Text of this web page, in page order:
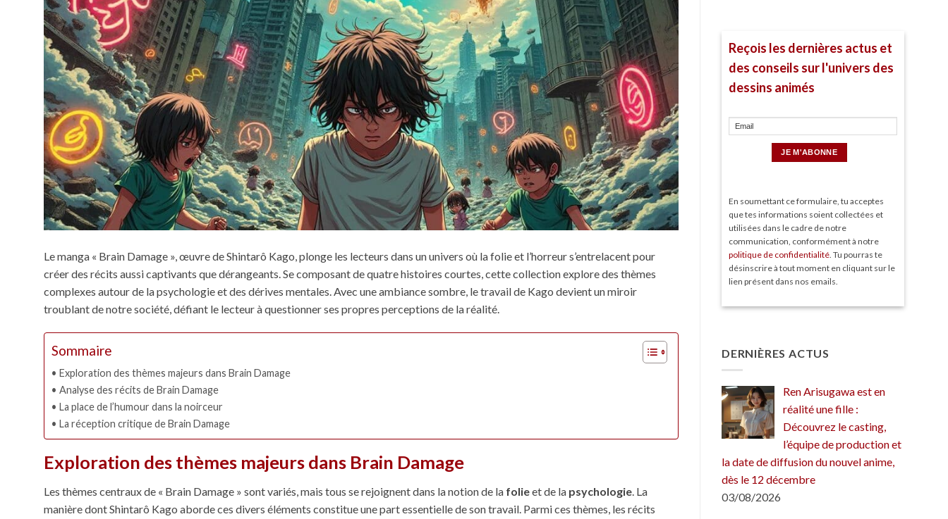
Le manga « Brain Damage », œuvre de Shintarô Kago, plonge les lecteurs dans un univers où la folie et l’horreur s’entrelacent pour
créer des récits aussi captivants que dérangeants. Se composant de quatre histoires courtes, cette collection explore des thèmes
complexes autour de la psychologie et des dérives mentales. Avec une ambiance sombre, le travail de Kago devient un miroir
troublant de notre société, défiant le lecteur à questionner ses propres perceptions de la réalité.
Sommaire
Exploration des thèmes majeurs dans Brain Damage
Analyse des récits de Brain Damage
La place de l’humour dans la noirceur
La réception critique de Brain Damage
Exploration des thèmes majeurs dans Brain Damage
Les thèmes centraux de « Brain Damage » sont variés, mais tous se rejoignent dans la notion de la folieet de la psychologie. La
manière dont Shintarô Kago aborde ces divers éléments constitue une part essentielle de son travail. Parmi ces thèmes, les récits
Reçois les dernières actus et
des conseils sur l'univers des
dessins animés
En soumettant ce formulaire, tu acceptes
que tes informations soient collectées et
utilisées dans le cadre de notre
communication, conformément à notre
politique de confidentialité. Tu pourras te
désinscrire à tout moment en cliquant sur le
lien présent dans nos emails.
DERNIÈRES ACTUS
Ren Arisugawa est en
réalité une fille :
Découvrez le casting,
l’équipe de production et
la date de diffusion du nouvel anime,
dès le 12 décembre
03/08/2026